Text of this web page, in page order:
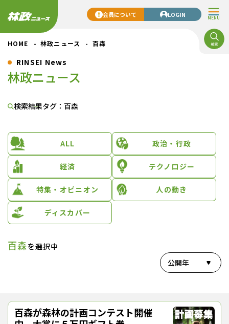
MENU
会員について LOGIN
HOME 林政ニュース 百森
RINSEI News
林政ニュース
検索結果タグ：百森
ALL 政治・行政
経済 テクノロジー
特集・オピニオン 人の動き
ディスカバー
百森を選択中
公開年
百森が森林の計画コンテスト開催